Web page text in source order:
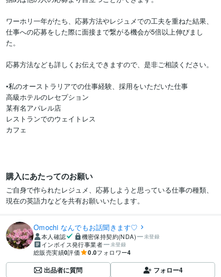
ワーホリ一年がたち、応募方法やレジュメでの工夫を重ねた結果、
仕事への応募をした際に面接まで繋がる機会が5倍以上伸びまし
た。
応募方法なども詳しくお伝えできますので、是非ご相談ください。
•私のオーストラリアでの仕事経験、採用をいただいた仕事
高級ホテルのレセプション
某有名アパレル店
レストランでのウェイトレス
カフェ
購入にあたってのお願い
ご自身で作られたレジュメ、応募しようと思っている仕事の種類、
現在の英語力などを共有お願いいたします。
Omochi なんでもお話聞きます♡
本人確認 機密保持契約(NDA) 未登録
インボイス発行事業者 未登録
総販売実績0評価 0.0フォロワー4
出品者に質問 フォロー4